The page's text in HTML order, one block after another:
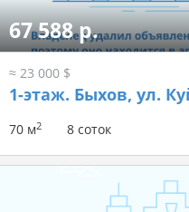
67 588 р.
≈ 23 000 $
1-этаж. Быхов, ул.
70 м2 8 соток